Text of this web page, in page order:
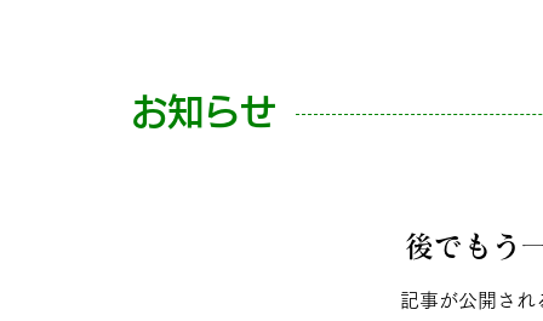
お知らせ
後でもう
記事が公開され